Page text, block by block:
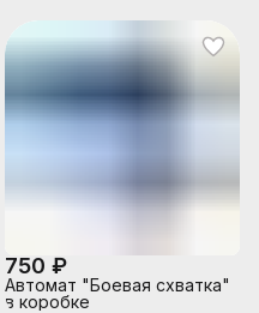
750 ₽
Автомат "Боевая схватка"
в коробке